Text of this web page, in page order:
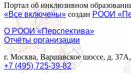
Портал об инклюзивном
«Все включены» создан РООИ
О РООИ «Перспектива»
Отчёты организации
г. Москва, Варшавское шоссе, д.
+7 (495) 725-39-82